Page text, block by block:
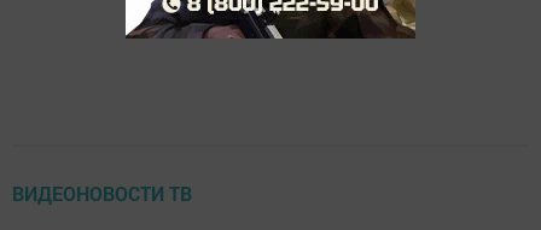
ВИДЕОНОВОСТИ ТВ